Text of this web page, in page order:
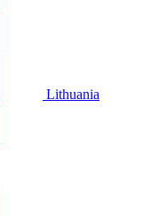
Lithuania